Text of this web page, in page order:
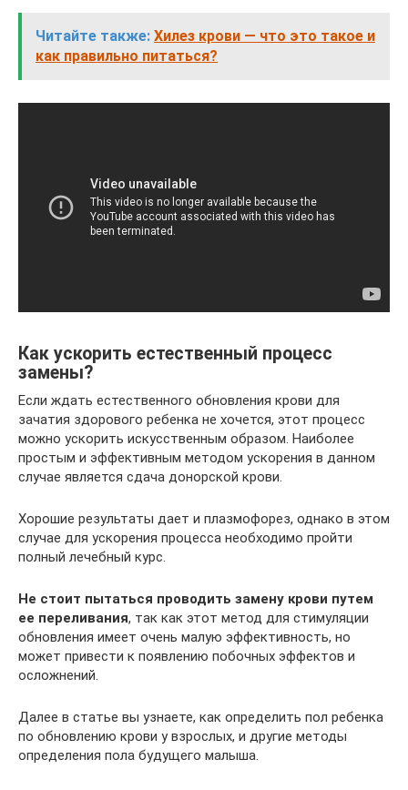
Читайте также: Хилез крови — что это такое и
как правильно питаться?
Как ускорить естественный процесс
замены?
Если ждать естественного обновления крови для
зачатия здорового ребенка не хочется, этот процесс
можно ускорить искусственным образом. Наиболее
простым и эффективным методом ускорения в данном
случае является сдача донорской крови.
Хорошие результаты дает и плазмофорез, однако в этом
случае для ускорения процесса необходимо пройти
полный лечебный курс.
Не стоит пытаться проводить замену крови путем
ее переливания, так как этот метод для стимуляции
обновления имеет очень малую эффективность, но
может привести к появлению побочных эффектов и
осложнений.
Далее в статье вы узнаете, как определить пол ребенка
по обновлению крови у взрослых, и другие методы
определения пола будущего малыша.